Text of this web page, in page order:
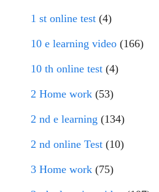
1 st online test (4)
10 e learning video (166)
10 th online test (4)
2 Home work (53)
2 nd e learning (134)
2 nd online Test (10)
3 Home work (75)